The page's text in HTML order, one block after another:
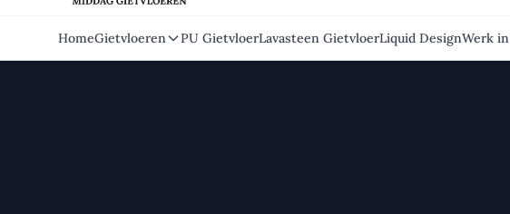
HomeGietvloeren PU GietvloerLavasteen GietvloerLiquid DesignWerk